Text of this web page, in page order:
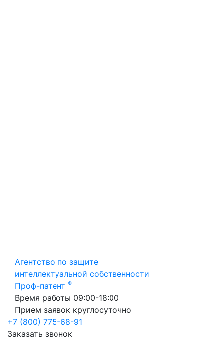
Агентство по защите
интеллектуальной собственности
Проф-патент ®
Время работы 09:00-18:00
Прием заявок круглосуточно
+7 (800) 775-68-91
Заказать звонок